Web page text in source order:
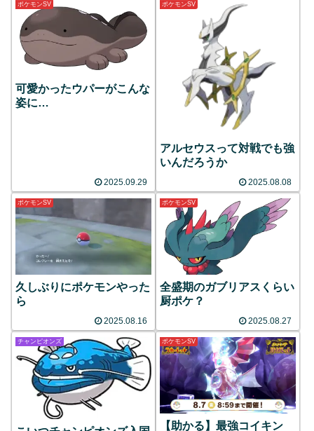
ポケモンSV
可愛かったウパーがこんな
姿に…
2025.09.29
ポケモンSV
アルセウスって対戦でも強
いんだろうか
2025.08.08
ポケモンSV
久しぶりにポケモンやった
ら
2025.08.16
ポケモンSV
全盛期のガブリアスくらい
厨ポケ？
2025.08.27
チャンピオンズ ポケモンSV
【助かる】最強コイキン